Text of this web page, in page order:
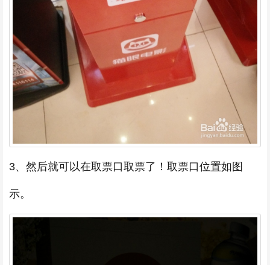
3、然后就可以在取票口取票了！取票口位置如图
示。